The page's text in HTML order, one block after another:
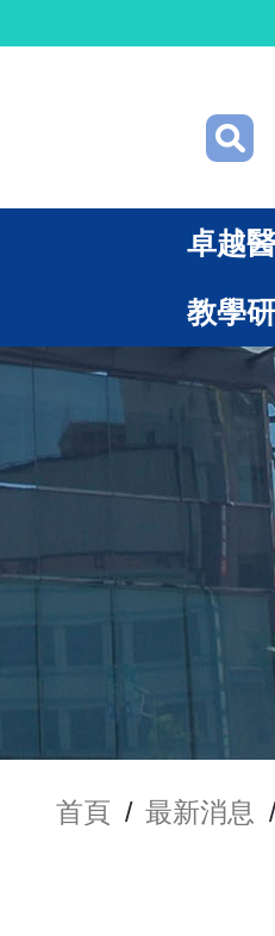
卓越
教學
首頁 / 最新消息 /